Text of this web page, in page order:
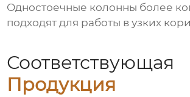
Одностоечные колонны более
подходят для работы в узких
Соответствующая
Продукция